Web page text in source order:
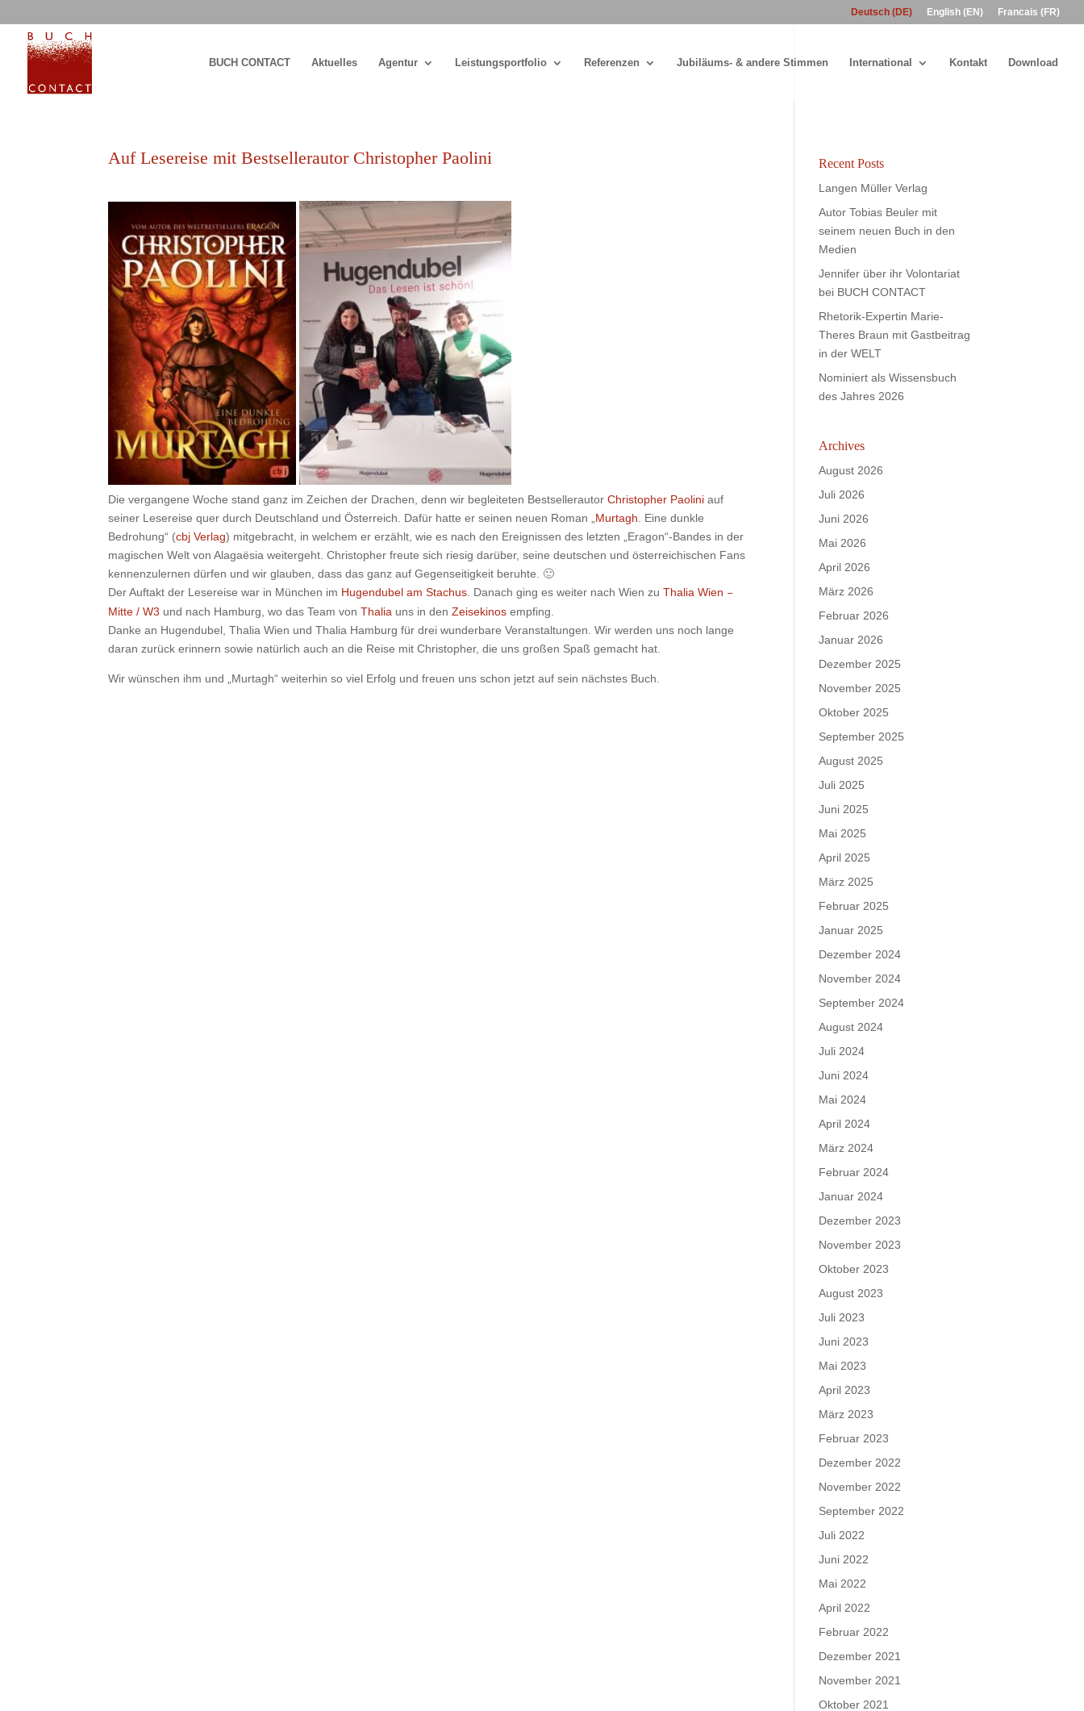
Deutsch (DE) English (EN) Francais (FR)
BUCH CONTACT Aktuelles Agentur Leistungsportfolio Referenzen Jubiläums- & andere Stimmen International Kontakt Download
Auf Lesereise mit Bestsellerautor Christopher Paolini
Die vergangene Woche stand ganz im Zeichen der Drachen, denn wir begleiteten BestsellerautorChristopher Paolini auf
seiner Lesereise quer durch Deutschland und Österreich. Dafür hatte er seinen neuen Roman „Murtagh. Eine dunkle
Bedrohung“ (cbj Verlag) mitgebracht, in welchem er erzählt, wie es nach den Ereignissen des letzten „Eragon“-Bandes in der
magischen Welt von Alagaësia weitergeht. Christopher freute sich riesig darüber, seine deutschen und österreichischen Fans
kennenzulernen dürfen und wir glauben, dass das ganz auf Gegenseitigkeit beruhte. 🙂
Der Auftakt der Lesereise war in München im Hugendubel am Stachus. Danach ging es weiter nach Wien zuThalia Wien –
Mitte / W3 und nach Hamburg, wo das Team vonThalia uns in denZeisekinos empfing.
Danke an Hugendubel, Thalia Wien und Thalia Hamburg für drei wunderbare Veranstaltungen. Wir werden uns noch lange
daran zurück erinnern sowie natürlich auch an die Reise mit Christopher, die uns großen Spaß gemacht hat.
Wir wünschen ihm und „Murtagh“ weiterhin so viel Erfolg und freuen uns schon jetzt auf sein nächstes Buch.
Recent Posts
Langen Müller Verlag
Autor Tobias Beuler mit
seinem neuen Buch in den
Medien
Jennifer über ihr Volontariat
bei BUCH CONTACT
Rhetorik-Expertin Marie-
Theres Braun mit Gastbeitrag
in der WELT
Nominiert als Wissensbuch
des Jahres 2026
Archives
August 2026
Juli 2026
Juni 2026
Mai 2026
April 2026
März 2026
Februar 2026
Januar 2026
Dezember 2025
November 2025
Oktober 2025
September 2025
August 2025
Juli 2025
Juni 2025
Mai 2025
April 2025
März 2025
Februar 2025
Januar 2025
Dezember 2024
November 2024
September 2024
August 2024
Juli 2024
Juni 2024
Mai 2024
April 2024
März 2024
Februar 2024
Januar 2024
Dezember 2023
November 2023
Oktober 2023
August 2023
Juli 2023
Juni 2023
Mai 2023
April 2023
März 2023
Februar 2023
Dezember 2022
November 2022
September 2022
Juli 2022
Juni 2022
Mai 2022
April 2022
Februar 2022
Dezember 2021
November 2021
Oktober 2021